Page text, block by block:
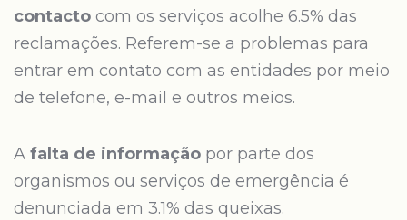
contacto com os serviços acolhe 6.5% das
reclamações. Referem-se a problemas para
entrar em contato com as entidades por meio
de telefone, e-mail e outros meios.
A falta de informação por parte dos
organismos ou serviços de emergência é
denunciada em 3.1% das queixas.